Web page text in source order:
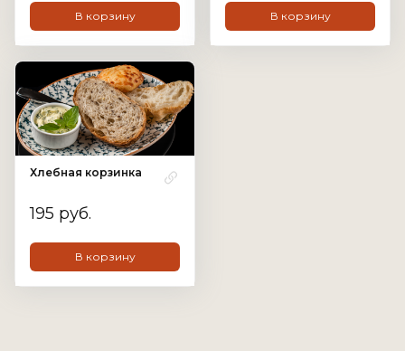
В корзину В корзину
Хлебная корзинка
195 руб.
В корзину